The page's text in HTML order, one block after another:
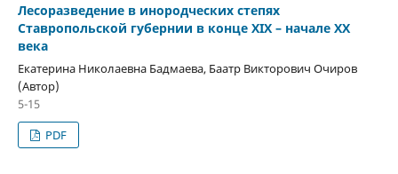
Лесоразведение в инородческих степях
Ставропольской губернии в конце XIX – начале XX
века
Екатерина Николаевна Бадмаева, Баатр Викторович Очиров
(Автор)
5-15
PDF